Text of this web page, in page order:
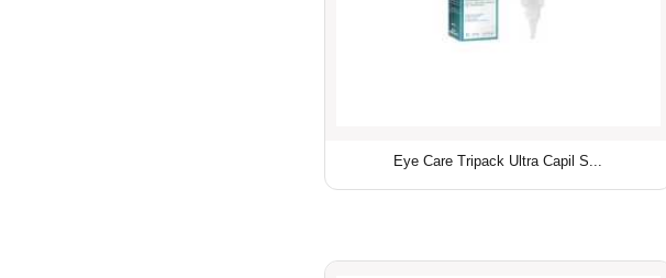
Eye Care Tripack Ultra Capil S...